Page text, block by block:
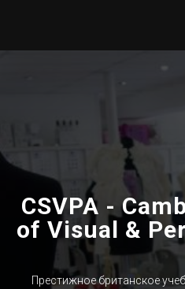
CSVPA -
of Visual &
Престижное британское